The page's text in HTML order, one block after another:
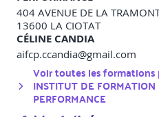
404 AVENUE DE LA
13600 LA CIOTAT
CÉLINE CANDIA
aifcp.ccandia@gmail.com
Voir toutes les formations
INSTITUT DE FORMATION
PERFORMANCE